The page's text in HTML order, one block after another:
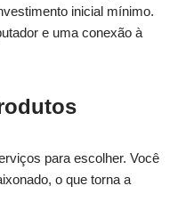
inicial mínimo.
e uma conexão à
para escolher. Você
o que torna a